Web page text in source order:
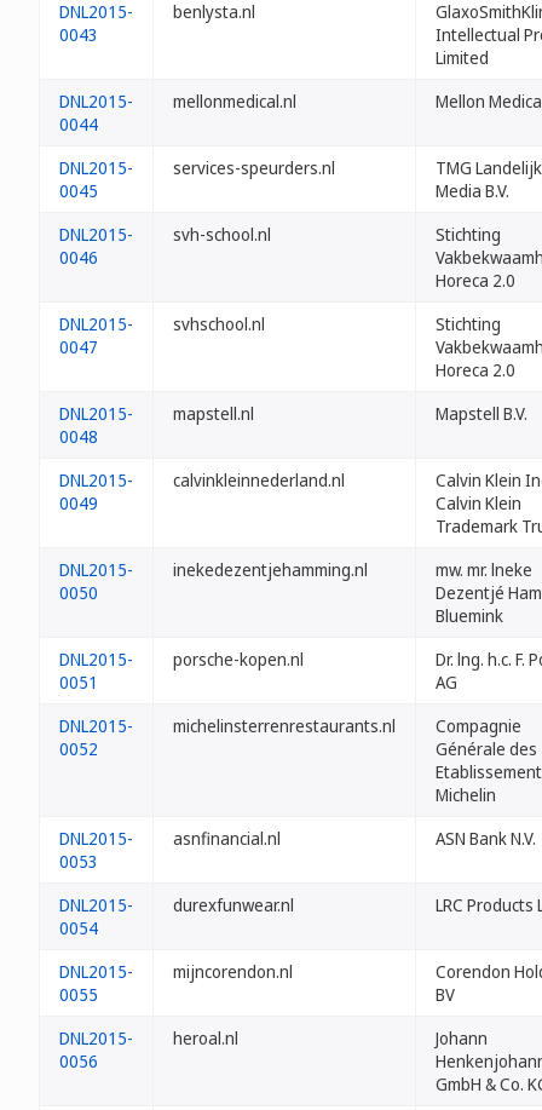
DNL2015-
0043
benlysta.nl
Intellectual
Limited
DNL2015-
0044
mellonmedical.nl Mellon
DNL2015-
0045
services-speurders.nl
TMG
Media B.V.
DNL2015-
0046
svh-school.nl
Stichting
Horeca 2.0
DNL2015-
0047
svhschool.nl
Stichting
Horeca 2.0
DNL2015-
0048
mapstell.nl Mapstell B.V.
DNL2015-
0049
calvinkleinnederland.nl
Calvin Klein
Calvin Klein
Trademark
DNL2015-
0050
inekedezentjehamming.nl
mw. mr. lneke
Dezentjé
Bluemink
DNL2015-
0051
porsche-kopen.nl
Dr. lng. h.c. F.
AG
DNL2015-
0052
michelinsterrenrestaurants.nl
Compagnie
Générale des
Michelin
DNL2015-
0053
asnfinancial.nl ASN Bank N.V.
DNL2015-
0054
durexfunwear.nl LRC Products
DNL2015-
0055
mijncorendon.nl
Corendon
BV
DNL2015-
0056
heroal.nl
Johann
GmbH & Co.